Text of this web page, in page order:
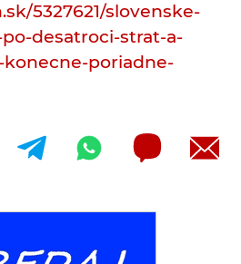
5327621/slovenske-
desatroci-strat-a-
poriadne-